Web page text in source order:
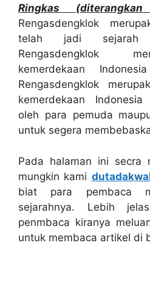
Ringkas
Rengasdengklok
telah jadi sejarah
Rengasdengklok
kemerdekaan
Rengasdengklok
kemerdekaan
oleh para pemuda
untuk segera
Pada halaman ini secra
mungkin kami
biat para pembaca
sejarahnya. Lebih
penmbaca kiranya
untuk membaca artikel di